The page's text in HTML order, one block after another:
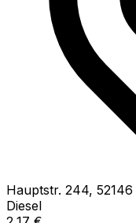
Hauptstr. 244, 52146
Diesel